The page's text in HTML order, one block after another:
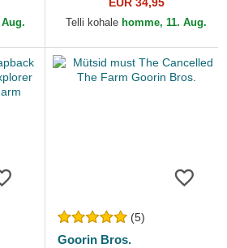
EUR 34,95
Telli kohale homme, 11. Aug.
(5)
Goorin Bros.